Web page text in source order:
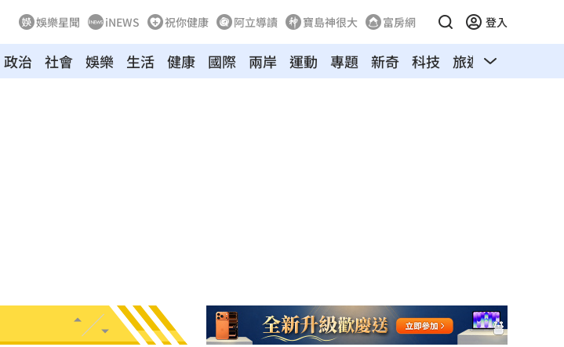
娛樂星聞 iNEWS 祝你健康 阿立導讀 寶島神很大 富房網 登入
政治 社會 娛樂 生活 健康 國際 兩岸 運動 專題 新奇 科技 旅遊 汽車